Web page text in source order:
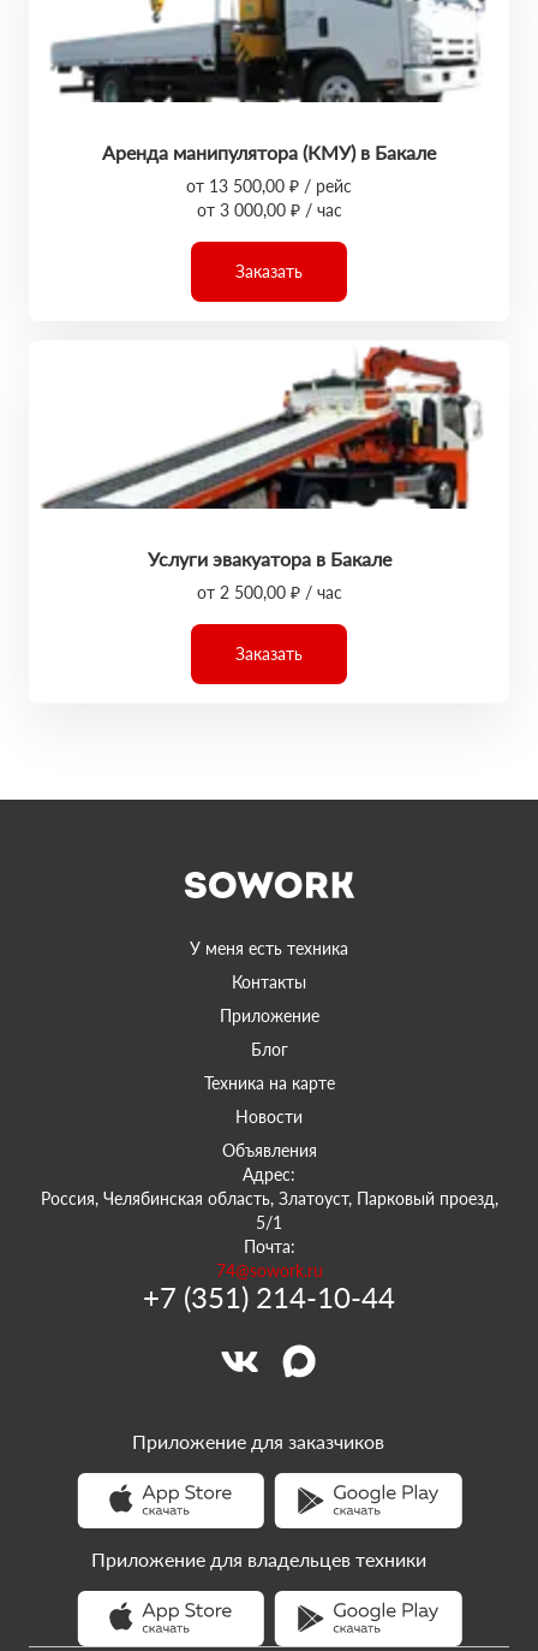
Аренда манипулятора (КМУ) в Бакале
от 13 500,00 ₽ / рейс
от 3 000,00 ₽ / час
Заказать
Услуги эвакуатора в Бакале
от 2 500,00 ₽ / час
Заказать
У меня есть техника
Контакты
Приложение
Блог
Техника на карте
Новости
Объявления
Адрес:
Россия, Челябинская область, Златоуст, Парковый проезд,
5/1
Почта:
74@sowork.ru
+7 (351) 214-10-44
Приложение для заказчиков
Приложение для владельцев техники